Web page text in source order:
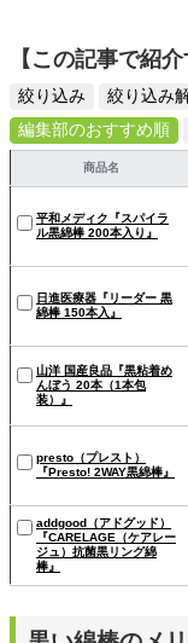
【この記事で紹
絞り込み
絞り込み
編集部のおすすめ順
商品名
平和メディク『スパイラ
ル黒綿棒 200本入り』
日進医療器『リーダー 黒
綿棒 150本入』
山洋 国産良品『黒粘着め
んぼう 20本（1本包
装）』
presto（プレスト）
『Presto! 2WAY黒綿棒』
addgood（アドグッド）
『CARELAGE（ケアレー
ジュ）抗菌黒リング綿
棒』